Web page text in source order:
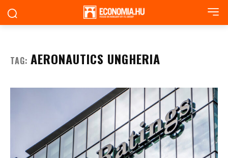
TAG: AERONAUTICS UNGHERIA